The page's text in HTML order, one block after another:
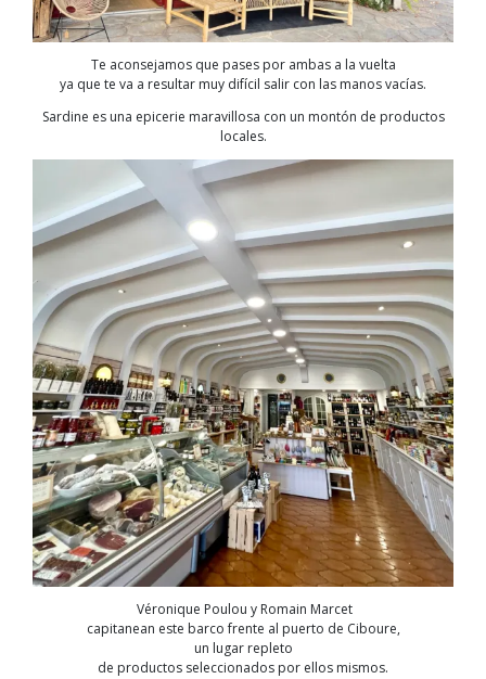
Te aconsejamos que pases por ambas a la vuelta
ya que te va a resultar muy difícil salir con las manos vacías.
Sardine es una epicerie maravillosa con un montón de productos
locales.
Véronique Poulou y Romain Marcet
capitanean este barco frente al puerto de Ciboure,
un lugar repleto
de productos seleccionados por ellos mismos.